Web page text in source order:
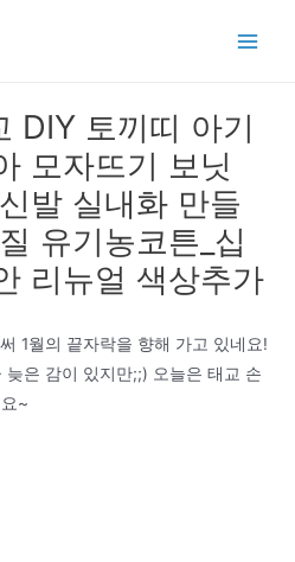
DIY 토끼띠 아기
모자뜨기 보닛
발 실내화 만들
유기농코튼_십
리뉴얼 색상추가
1월의 끝자락을 향해 가고 있네요!
은 감이 있지만;;) 오늘은 태교 손
~